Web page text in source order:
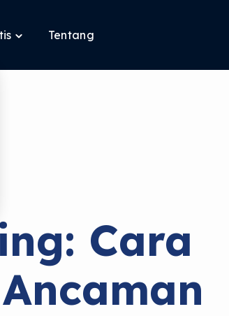
Toggle
Tools
Tentang
Cara